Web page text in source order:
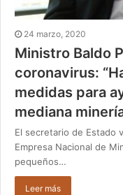
24 marzo, 2020
Ministro Baldo
coronavirus:
medidas para
mediana
El secretario de Estado
Empresa Nacional de
pequeños…
Leer más